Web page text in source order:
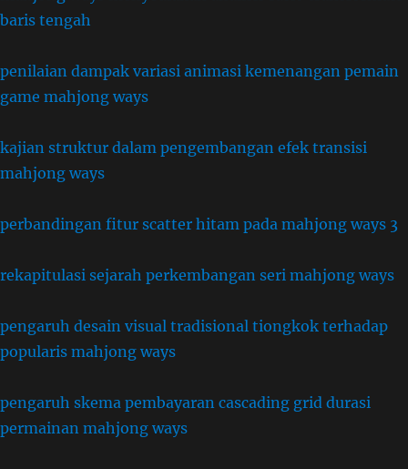
baris tengah
penilaian dampak variasi animasi kemenangan pemain
game mahjong ways
kajian struktur dalam pengembangan efek transisi
mahjong ways
perbandingan fitur scatter hitam pada mahjong ways 3
rekapitulasi sejarah perkembangan seri mahjong ways
pengaruh desain visual tradisional tiongkok terhadap
popularis mahjong ways
pengaruh skema pembayaran cascading grid durasi
permainan mahjong ways